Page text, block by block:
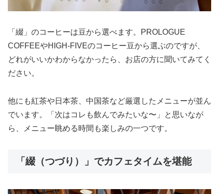
「綴」のコーヒーは豆から選べます。PROLOGUE
COFFEEやHIGH-FIVEのコーヒー豆から選ぶのですが、
どれがいいかわからなかったら、お店の方に聞いてみてく
ださい。
他にも紅茶や日本茶、中国茶など厳選したメニューが並ん
でいます。「次はコレも飲んでみたいな〜」と思いなが
ら、メニュー眺める時間も楽しみの一つです。
「綴（つづり）」でカフェタイムを堪能